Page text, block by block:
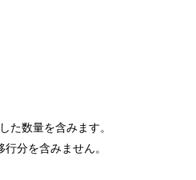
た数量を含みます。
分を含みません。